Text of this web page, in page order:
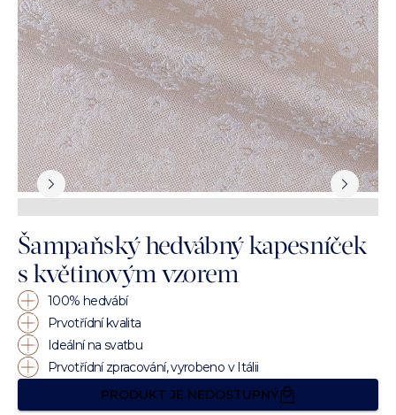
Šampaňský hedvábný kapesníček
s květinovým vzorem
100% hedvábí
Prvotřídní kvalita
Ideální na svatbu
Prvotřídní zpracování, vyrobeno v Itálii
PRODUKT JE NEDOSTUPNÝ